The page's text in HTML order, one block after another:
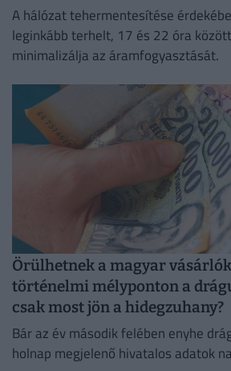
A hálózat tehermentesítése
leginkább terhelt, 17 és 22 óra
minimalizálja az áramfogyasztását.
Örülhetnek a magyar
történelmi mélyponton a
csak most jön a hidegzuhany?
Bár az év második felében enyhe
holnap megjelenő hivatalos adatok